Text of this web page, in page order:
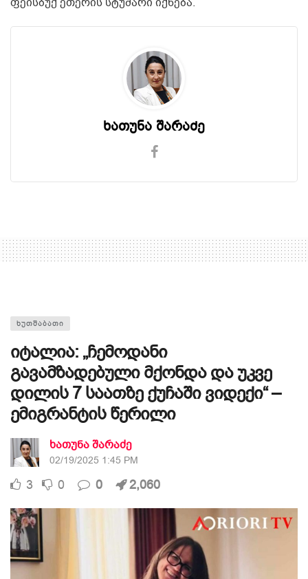
ხათუნა შარაძე
ᲮᲣᲗᲨᲐᲑᲐᲗᲘ
იტალია: „ჩემოდანი
გავამზადებული მქონდა და უკვე
დილის 7 საათზე ქუჩაში ვიდექი“ –
ემიგრანტის წერილი
ხათუნა შარაძე
02/19/2025 1:45 PM
3 0 0 2,060